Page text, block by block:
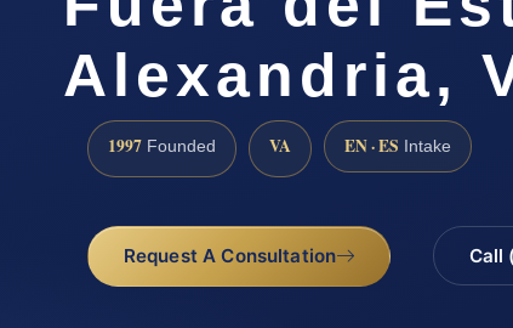
Alexandria,
1997 Founded VA EN · ES Intake
Request A Consultation Call